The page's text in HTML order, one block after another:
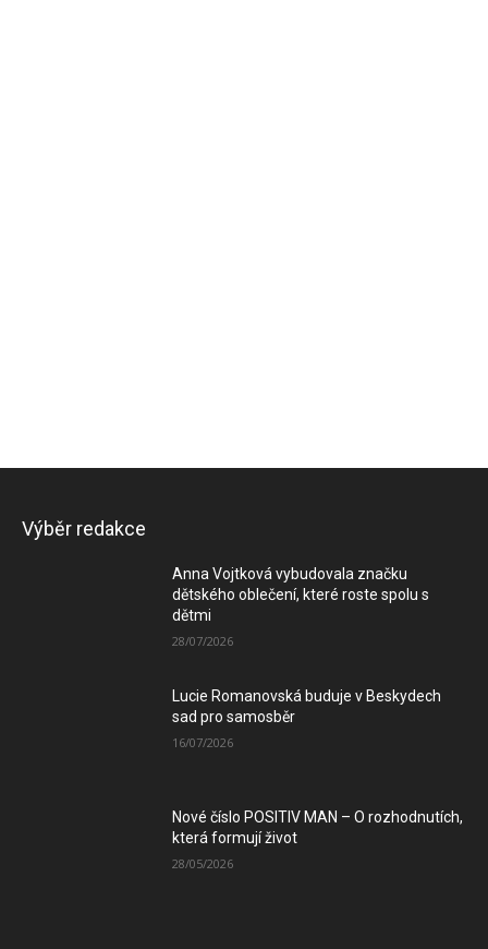
Výběr redakce
Anna Vojtková vybudovala značku
dětského oblečení, které roste spolu s
dětmi
28/07/2026
Lucie Romanovská buduje v Beskydech
sad pro samosběr
16/07/2026
Nové číslo POSITIV MAN – O rozhodnutích,
která formují život
28/05/2026